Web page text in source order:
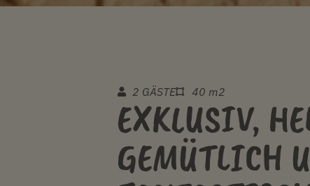
2 GÄSTE 40 m2
EXKLUSIV,
GEMÜTLICH